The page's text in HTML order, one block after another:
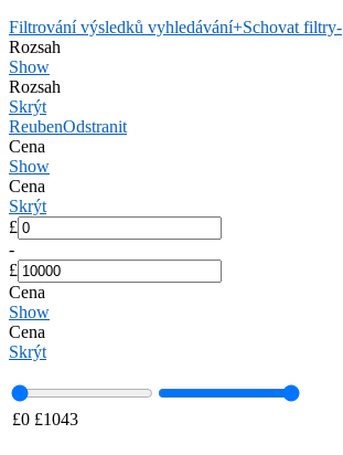
Filtrování výsledků vyhledávání+Schovat filtry-
Rozsah
Show
Rozsah
Skrýt
ReubenOdstranit
Cena
Show
Cena
Skrýt
£
-
£
Cena
Show
Cena
Skrýt
£0 £1043